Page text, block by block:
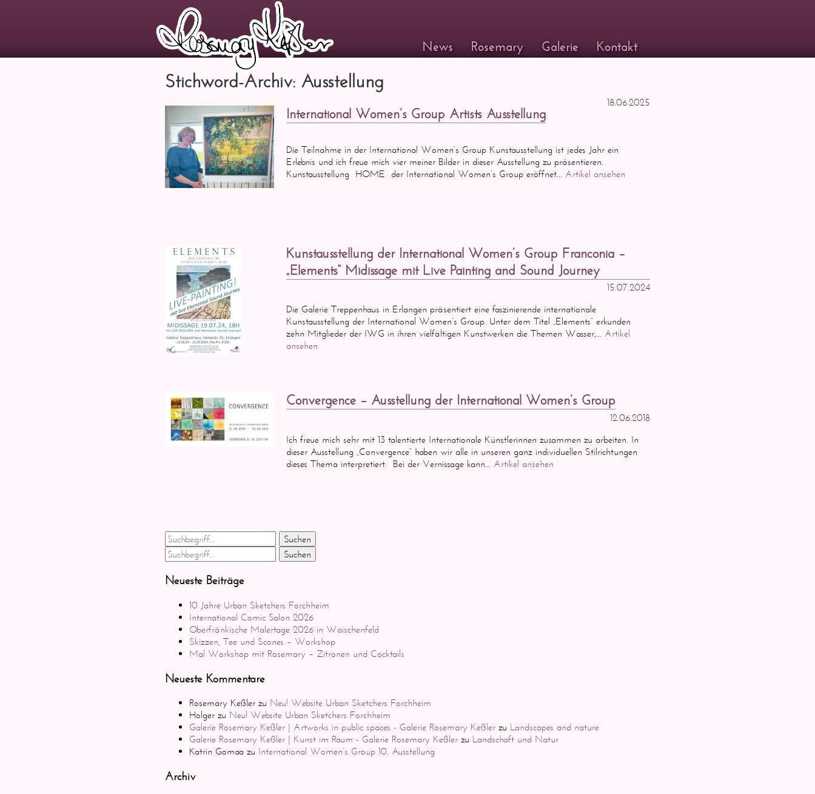
Kontakt
Galerie
Rosemary
News
Stichword-Archiv: Ausstellung
International Women’s Group Artists Ausstellung
18.06.2025
Die Teilnahme in der International Women’s Group Kunstausstellung ist jedes Jahr ein
Erlebnis und ich freue mich vier meiner Bilder in dieser Ausstellung zu präsentieren.
Kunstausstellung HOME der International Women’s Group eröffnet... Artikel ansehen
Kunstausstellung der International Women’s Group Franconia –
„Elements“ Midissage mit Live Painting and Sound Journey
15.07.2024
Die Galerie Treppenhaus in Erlangen präsentiert eine faszinierende internationale
Kunstausstellung der International Women’s Group. Unter dem Titel „Elements“ erkunden
zehn Mitglieder der IWG in ihren vielfältigen Kunstwerken die Themen Wasser,... Artikel
ansehen
Convergence – Ausstellung der International Women’s Group
12.06.2018
Ich freue mich sehr mit 13 talentierte Internationale Künstlerinnen zusammen zu arbeiten. In
dieser Ausstellung „Convergence“ haben wir alle in unseren ganz individuellen Stilrichtungen
dieses Thema interpretiert. Bei der Vernissage kann... Artikel ansehen
Suchen
Suchen
Neueste Beiträge
10 Jahre Urban Sketchers Forchheim
International Comic Salon 2026
Oberfränkische Malertage 2026 in Waischenfeld
Skizzen, Tee und Scones – Workshop
Mal Workshop mit Rosemary – Zitronen und Cocktails
Neueste Kommentare
Rosemary Keßler zu Neu! Website Urban Sketchers Forchheim
Holger zu Neu! Website Urban Sketchers Forchheim
Galerie Rosemary Keßler | Artworks in public spaces - Galerie Rosemary Keßler zu Landscapes and nature
Galerie Rosemary Keßler | Kunst im Raum - Galerie Rosemary Keßler zu Landschaft und Natur
Katrin Gomaa zu International Women’s Group 10. Ausstellung
Archiv